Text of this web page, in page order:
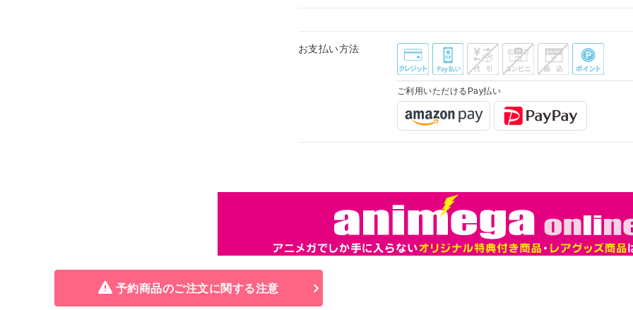
お支払い方法
ご利用いただけるPay払い
予約商品のご注文に関する注意